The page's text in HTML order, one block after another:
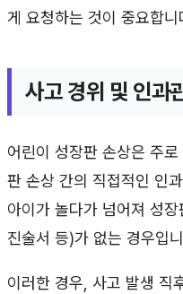
게 요청하는 것이 중요합니
사고 경위 및 인과
어린이 성장판 손상은 주
판 손상 간의 직접적인 인
아이가 놀다가 넘어져 성
진술서 등)가 없는 경우입
이러한 경우, 사고 발생 직